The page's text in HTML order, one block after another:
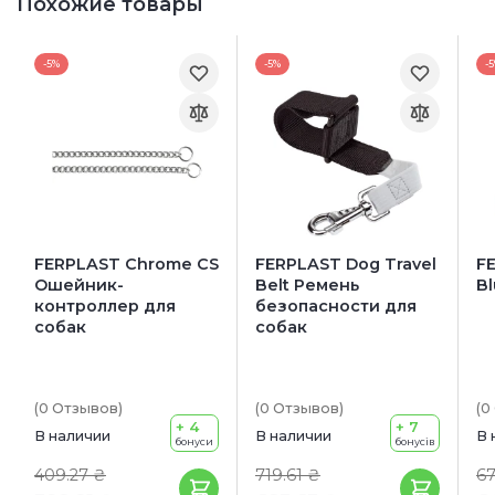
-5%
FERPLAST Chrome CS
Ошейник-
контроллер для
собак
(0 Отзывов)
В наличии
409.27 ₴
+ 4
бонуси
-5%
FERPLAST Dog Travel
Belt Ремень
безопасности для
собак
(0 Отзывов)
В наличии
719.61 ₴
+ 7
бонусів
-
(0
В